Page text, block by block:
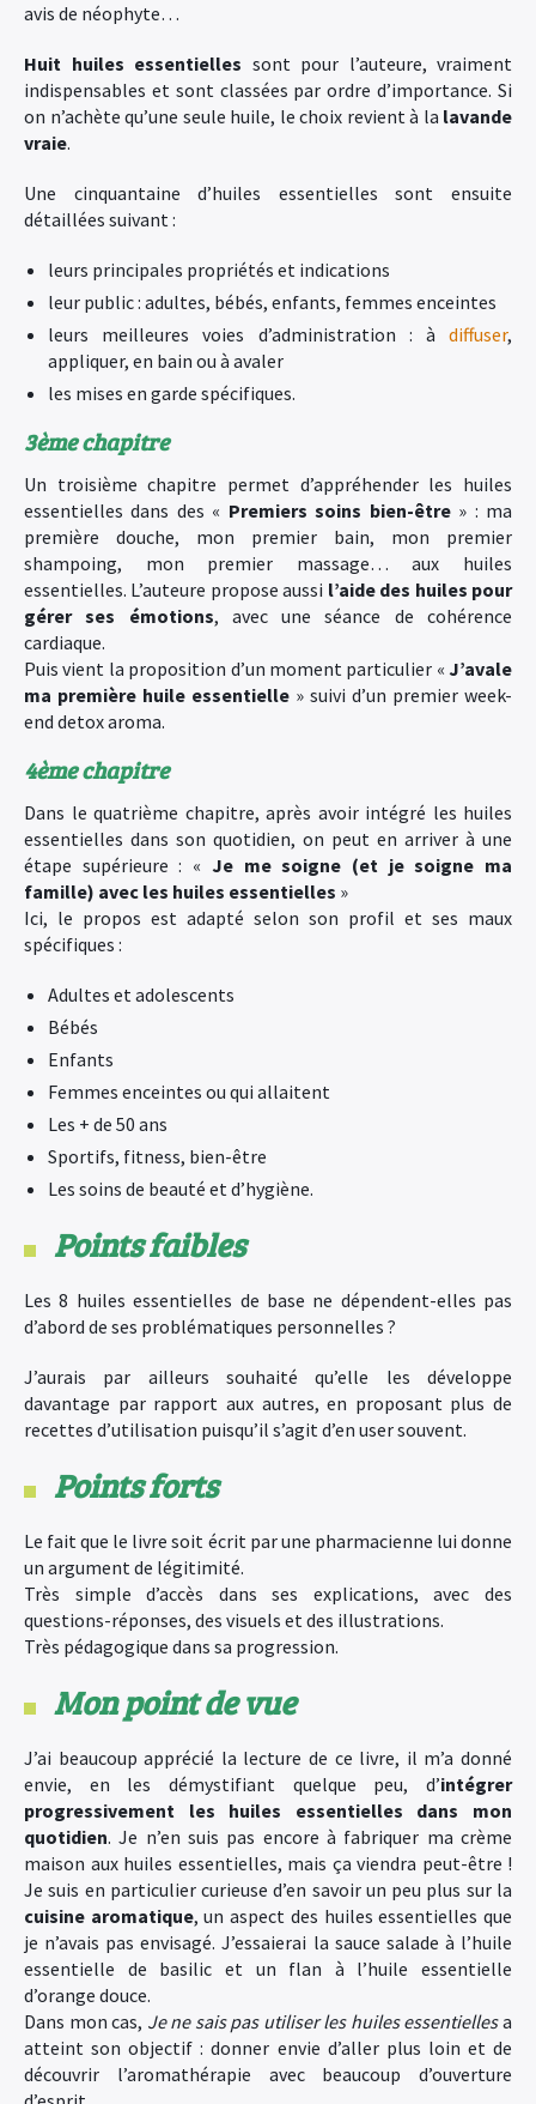
avis de néophyte…
Huit huiles essentielles sont pour l’auteure, vraiment
indispensables et sont classées par ordre d’importance. Si
on n’achète qu’une seule huile, le choix revient à la lavande
vraie.
Une cinquantaine d’huiles essentielles sont ensuite
détaillées suivant :
leurs principales propriétés et indications
leur public : adultes, bébés, enfants, femmes enceintes
leurs meilleures voies d’administration : à diffuser,
appliquer, en bain ou à avaler
les mises en garde spécifiques.
3ème chapitre
Un troisième chapitre permet d’appréhender les huiles
essentielles dans des « Premiers soins bien-être» : ma
première douche, mon premier bain, mon premier
shampoing, mon premier massage… aux huiles
essentielles. L’auteure propose aussi l’aide des huiles pour
gérer ses émotions, avec une séance de cohérence
cardiaque.
Puis vient la proposition d’un moment particulier « J’avale
ma première huile essentielle » suivi d’un premier week-
end detox aroma.
4ème chapitre
Dans le quatrième chapitre, après avoir intégré les huiles
essentielles dans son quotidien, on peut en arriver à une
étape supérieure : « Je me soigne (et je soigne ma
famille) avec les huiles essentielles »
Ici, le propos est adapté selon son profil et ses maux
spécifiques :
Adultes et adolescents
Bébés
Enfants
Femmes enceintes ou qui allaitent
Les + de 50 ans
Sportifs, fitness, bien-être
Les soins de beauté et d’hygiène.
Points faibles
Les 8 huiles essentielles de base ne dépendent-elles pas
d’abord de ses problématiques personnelles ?
J’aurais par ailleurs souhaité qu’elle les développe
davantage par rapport aux autres, en proposant plus de
recettes d’utilisation puisqu’il s’agit d’en user souvent.
Points forts
Le fait que le livre soit écrit par une pharmacienne lui donne
un argument de légitimité.
Très simple d’accès dans ses explications, avec des
questions-réponses, des visuels et des illustrations.
Très pédagogique dans sa progression.
Mon point de vue
J’ai beaucoup apprécié la lecture de ce livre, il m’a donné
envie, en les démystifiant quelque peu, d’intégrer
progressivement les huiles essentielles dans mon
quotidien. Je n’en suis pas encore à fabriquer ma crème
maison aux huiles essentielles, mais ça viendra peut-être !
Je suis en particulier curieuse d’en savoir un peu plus sur la
cuisine aromatique, un aspect des huiles essentielles que
je n’avais pas envisagé. J’essaierai la sauce salade à l’huile
essentielle de basilic et un flan à l’huile essentielle
d’orange douce.
Dans mon cas, Je ne sais pas utiliser les huiles essentiellesa
atteint son objectif : donner envie d’aller plus loin et de
découvrir l’aromathérapie avec beaucoup d’ouverture
×